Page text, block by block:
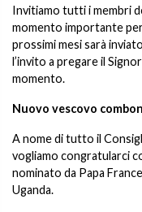
Invitiamo tutti i membri
momento importante
prossimi mesi sarà
l’invito a pregare il
momento.
Nuovo vescovo
A nome di tutto il
vogliamo congratularci
nominato da Papa
Uganda.